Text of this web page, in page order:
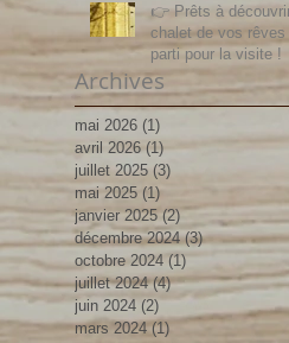
👉 Prêts à
chalet de vos rêves
parti pour la visite !
Archives
mai 2026 (1)
avril 2026 (1) 1 post
juillet 2025 (3)
mai 2025 (1)
janvier 2025 (2) 2 posts
décembre 2024 (3)3 posts
octobre 2024 (1) 1 post
juillet 2024 (4)4 posts
juin 2024 (2)
mars 2024 (1)